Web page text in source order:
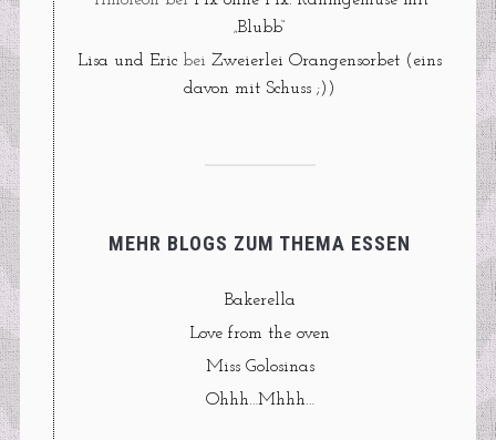
„Blubb“
Lisa und Eric bei Zweierlei Orangensorbet (eins
davon mit Schuss ;))
MEHR BLOGS ZUM THEMA ESSEN
Bakerella
Love from the oven
Miss Golosinas
Ohhh…Mhhh…